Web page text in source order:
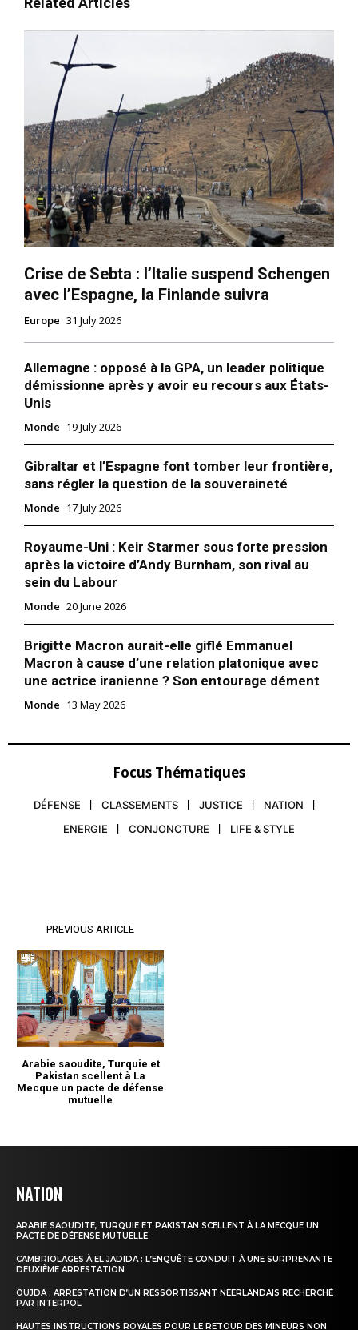
NATION
ARABIE SAOUDITE, TURQUIE ET PAKISTAN SCELLENT À LA MECQUE UN
PACTE DE DÉFENSE MUTUELLE
CAMBRIOLAGES À EL JADIDA : L’ENQUÊTE CONDUIT À UNE SURPRENANTE
DEUXIÈME ARRESTATION
OUJDA : ARRESTATION D’UN RESSORTISSANT NÉERLANDAIS RECHERCHÉ
PAR INTERPOL
HAUTES INSTRUCTIONS ROYALES POUR LE RETOUR DES MINEURS NON